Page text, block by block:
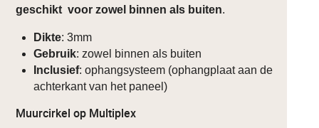
geschikt voor zowel binnen als buiten.
Dikte: 3mm
Gebruik: zowel binnen als buiten
Inclusief: ophangsysteem (ophangplaat aan de
achterkant van het paneel)
Muurcirkel op Multiplex